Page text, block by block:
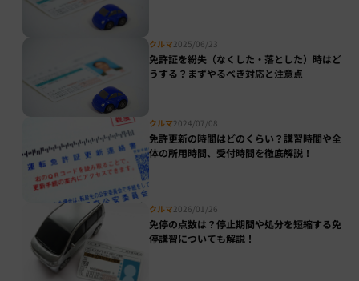
クルマ2025/06/23
免許証を紛失（なくした・落とした）時はど
うする？まずやるべき対応と注意点
クルマ2024/07/08
免許更新の時間はどのくらい？講習時間や全
体の所用時間、受付時間を徹底解説！
クルマ2026/01/26
免停の点数は？停止期間や処分を短縮する免
停講習についても解説！